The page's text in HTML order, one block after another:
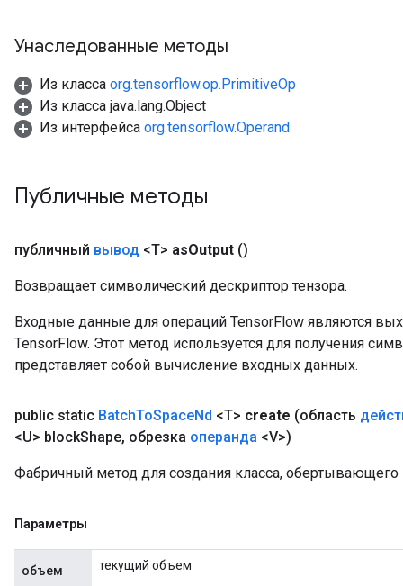
Унаследованные методы
Из класса org.tensorflow.op.PrimitiveOp
Из класса java.lang.Object
Из интерфейса org.tensorflow.Operand
Публичные методы
публичный вывод <T> asOutput ()
Возвращает символический дескриптор тензора.
Входные данные для операций TensorFlow являются
TensorFlow. Этот метод используется для получения
представляет собой вычисление входных данных.
public static BatchToSpaceNd <T> create (область
<U> blockShape, обрезка операнда <V>)
Фабричный метод для создания класса,
Параметры
объем текущий объем